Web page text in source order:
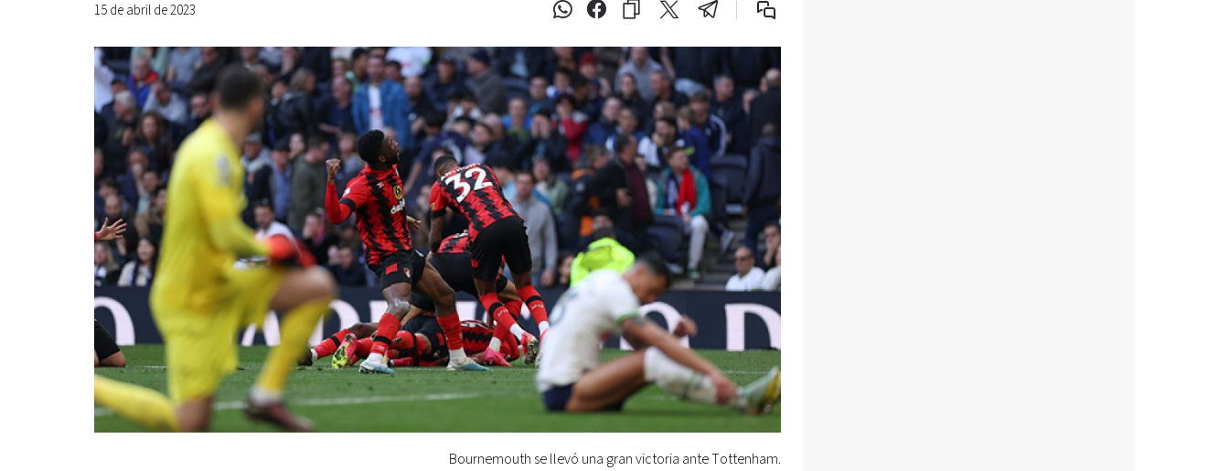
15 de abril de 2023
Bournemouth se llevó una gran victoria ante Tottenham.